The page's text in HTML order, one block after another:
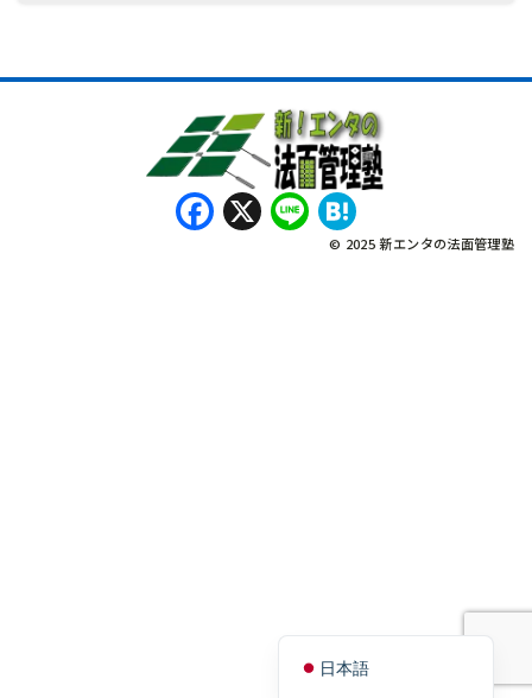
Facebook
X Line
© 2025 新エンタの法面管理塾
日本語